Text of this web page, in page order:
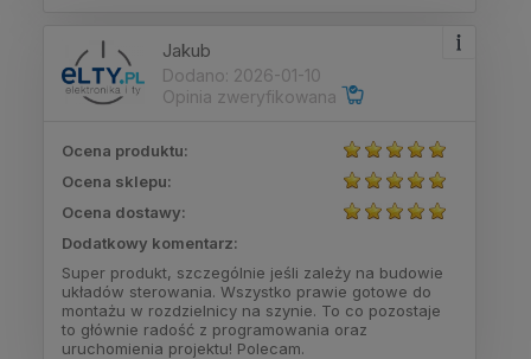
Jakub
Dodano: 2026-01-10
Opinia zweryfikowana
Ocena produktu:
Ocena sklepu:
Ocena dostawy:
Dodatkowy komentarz:
Super produkt, szczególnie jeśli zależy na budowie
układów sterowania. Wszystko prawie gotowe do
montażu w rozdzielnicy na szynie. To co pozostaje
to głównie radość z programowania oraz
uruchomienia projektu! Polecam.